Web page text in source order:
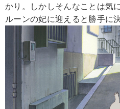
かり。しかしそんなことは気
ルーンの妃に迎えると勝手に